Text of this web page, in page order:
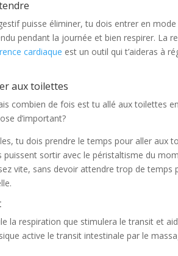
puisse éliminer, tu dois entrer en
pendant la journée et bien respirer. La
cardiaque est un outil qui t’aideras à
aux toilettes
combien de fois est tu allé aux toilettes
d’important?
tu dois prendre le temps pour aller aux
puissent sortir avec le péristaltisme du
vite, sans devoir attendre trop de temps
la respiration que stimulera le transit et
active le transit intestinale par le